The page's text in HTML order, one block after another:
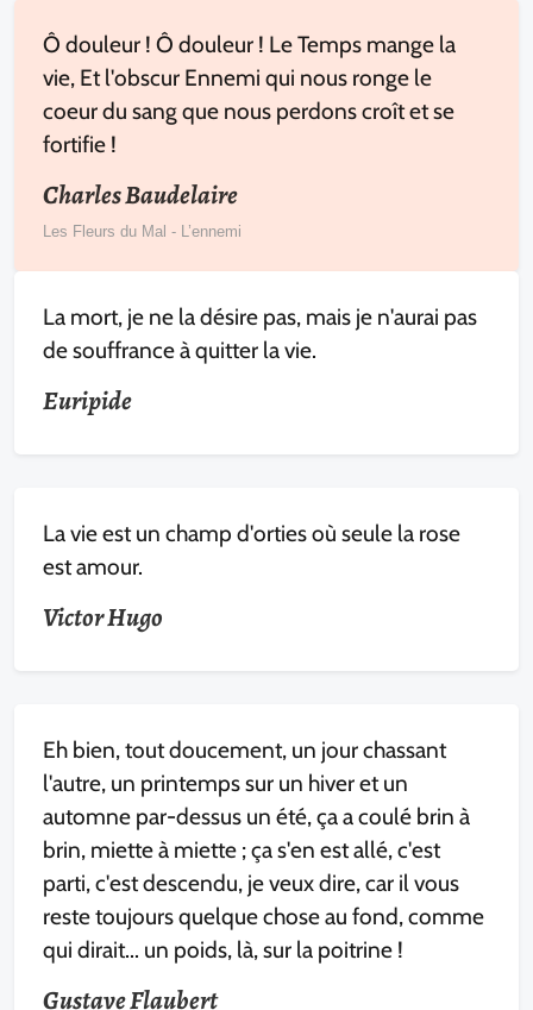
Ô douleur ! Ô douleur ! Le Temps mange la
vie, Et l'obscur Ennemi qui nous ronge le
coeur du sang que nous perdons croît et se
fortifie !
Charles Baudelaire
Les Fleurs du Mal - L’ennemi
La mort, je ne la désire pas, mais je n'aurai pas
de souffrance à quitter la vie.
Euripide
La vie est un champ d'orties où seule la rose
est amour.
Victor Hugo
Eh bien, tout doucement, un jour chassant
l'autre, un printemps sur un hiver et un
automne par-dessus un été, ça a coulé brin à
brin, miette à miette ; ça s'en est allé, c'est
parti, c'est descendu, je veux dire, car il vous
reste toujours quelque chose au fond, comme
qui dirait... un poids, là, sur la poitrine !
Gustave Flaubert